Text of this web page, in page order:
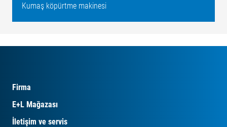
Kumaş köpürtme makinesi
Firma
E+L Mağazası
İletişim ve servis